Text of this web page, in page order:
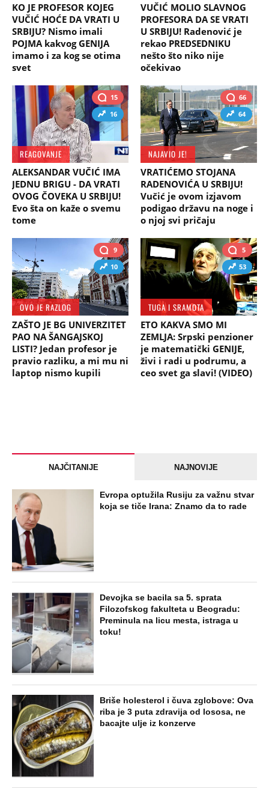
KO JE PROFESOR KOJEG
VUČIĆ HOĆE DA VRATI U
SRBIJU? Nismo imali
POJMA kakvog GENIJA
imamo i za kog se otima
svet
VUČIĆ MOLIO SLAVNOG
PROFESORA DA SE VRATI
U SRBIJU! Radenović je
rekao PREDSEDNIKU
nešto što niko nije
očekivao
15
16
REAGOVANJE
ALEKSANDAR VUČIĆ IMA
JEDNU BRIGU - DA VRATI
OVOG ČOVEKA U SRBIJU!
Evo šta on kaže o svemu
tome
66
64
NAJAVIO JE!
VRATIĆEMO STOJANA
RADENOVIĆA U SRBIJU!
Vučić je ovom izjavom
podigao državu na noge i
o njoj svi pričaju
9
10
OVO JE RAZLOG
ZAŠTO JE BG UNIVERZITET
PAO NA ŠANGAJSKOJ
LISTI? Jedan profesor je
pravio razliku, a mi mu ni
laptop nismo kupili
5
53
TUGA I SRAMOTA
ETO KAKVA SMO MI
ZEMLJA: Srpski penzioner
je matematički GENIJE,
živi i radi u podrumu, a
ceo svet ga slavi! (VIDEO)
NAJČITANIJE NAJNOVIJE
Evropa optužila Rusiju za važnu stvar
koja se tiče Irana: Znamo da to rade
Devojka se bacila sa 5. sprata
Filozofskog fakulteta u Beogradu:
Preminula na licu mesta, istraga u
toku!
Briše holesterol i čuva zglobove: Ova
riba je 3 puta zdravija od lososa, ne
bacajte ulje iz konzerve